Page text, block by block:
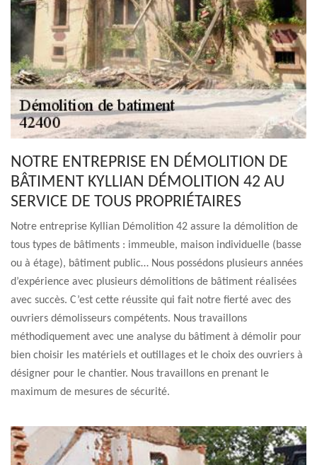
NOTRE ENTREPRISE EN DÉMOLITION DE
BÂTIMENT KYLLIAN DÉMOLITION 42 AU
SERVICE DE TOUS PROPRIÉTAIRES
Notre entreprise Kyllian Démolition 42 assure la démolition de
tous types de bâtiments : immeuble, maison individuelle (basse
ou à étage), bâtiment public… Nous possédons plusieurs années
d’expérience avec plusieurs démolitions de bâtiment réalisées
avec succès. C’est cette réussite qui fait notre fierté avec des
ouvriers démolisseurs compétents. Nous travaillons
méthodiquement avec une analyse du bâtiment à démolir pour
bien choisir les matériels et outillages et le choix des ouvriers à
désigner pour le chantier. Nous travaillons en prenant le
maximum de mesures de sécurité.